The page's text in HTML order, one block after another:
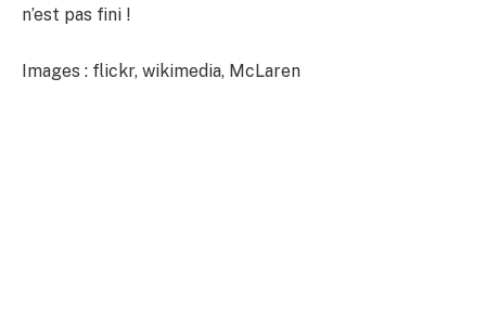
n’est pas fini !
Images : flickr, wikimedia, McLaren